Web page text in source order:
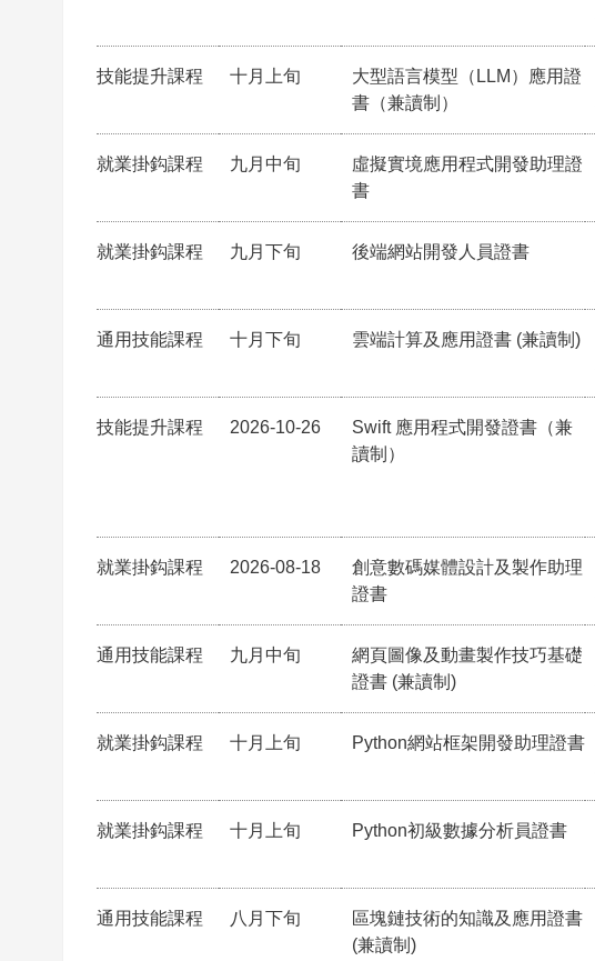
技能提升課程 十月上旬
大型語言模型（LLM）應用證
書（兼讀制）
就業掛鈎課程 九月中旬
虛擬實境應用程式開發助理證
書
就業掛鈎課程 九月下旬 後端網站開發人員證書
通用技能課程 十月下旬 雲端計算及應用證書 (兼讀制)
技能提升課程 2026-10-26
Swift 應用程式開發證書（兼
讀制）
就業掛鈎課程 2026-08-18
創意數碼媒體設計及製作助理
證書
通用技能課程 九月中旬
網頁圖像及動畫製作技巧基礎
證書 (兼讀制)
就業掛鈎課程 十月上旬 Python網站框架開發助理證書
就業掛鈎課程 十月上旬 Python初級數據分析員證書
通用技能課程 八月下旬
區塊鏈技術的知識及應用證書
(兼讀制)